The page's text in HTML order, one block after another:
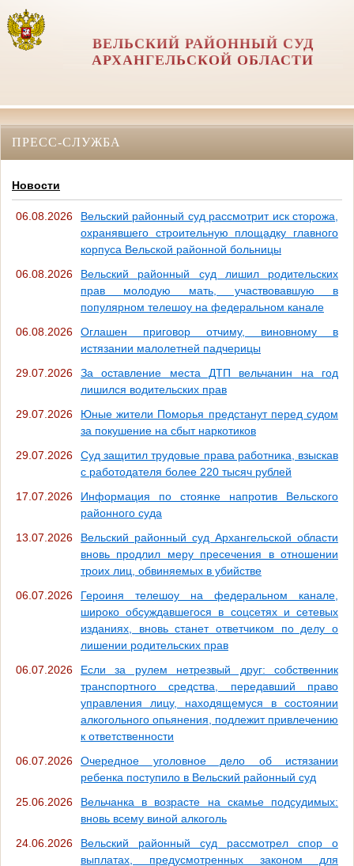
ВЕЛЬСКИЙ РАЙОННЫЙ СУД
АРХАНГЕЛЬСКОЙ ОБЛАСТИ
ПРЕСС-СЛУЖБА
Новости
06.08.2026
Вельский районный суд рассмотрит иск сторожа,
охранявшего строительную площадку главного
корпуса Вельской районной больницы
06.08.2026
Вельский районный суд лишил родительских
прав молодую мать, участвовавшую в
популярном телешоу на федеральном канале
06.08.2026
Оглашен приговор отчиму, виновному в
истязании малолетней падчерицы
29.07.2026
За оставление места ДТП вельчанин на год
лишился водительских прав
29.07.2026
Юные жители Поморья предстанут перед судом
за покушение на сбыт наркотиков
29.07.2026
Суд защитил трудовые права работника, взыскав
с работодателя более 220 тысяч рублей
17.07.2026
Информация по стоянке напротив Вельского
районного суда
13.07.2026
Вельский районный суд Архангельской области
вновь продлил меру пресечения в отношении
троих лиц, обвиняемых в убийстве
06.07.2026
Героиня телешоу на федеральном канале,
широко обсуждавшегося в соцсетях и сетевых
изданиях, вновь станет ответчиком по делу о
лишении родительских прав
06.07.2026
Если за рулем нетрезвый друг: собственник
транспортного средства, передавший право
управления лицу, находящемуся в состоянии
алкогольного опьянения, подлежит привлечению
к ответственности
06.07.2026
Очередное уголовное дело об истязании
ребенка поступило в Вельский районный суд
25.06.2026
Вельчанка в возрасте на скамье подсудимых:
вновь всему виной алкоголь
24.06.2026
Вельский районный суд рассмотрел спор о
выплатах, предусмотренных законом для